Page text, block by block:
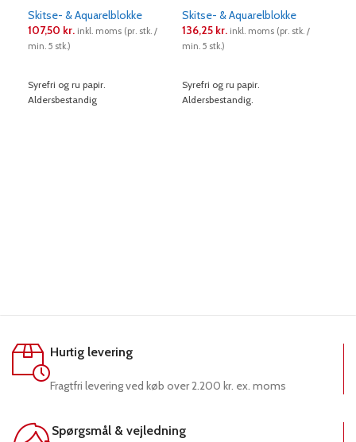
Skitse- & Aquarelblokke
107,50 kr. inkl. moms (pr. stk. /
min. 5 stk.)
Syrefri og ru papir.
Aldersbestandig
Skitse- & Aquarelblokke
136,25 kr. inkl. moms (pr. stk. /
min. 5 stk.)
Syrefri og ru papir.
Aldersbestandig.
Hurtig levering
Fragtfri levering ved køb over 2.200 kr. ex. moms
Spørgsmål & vejledning